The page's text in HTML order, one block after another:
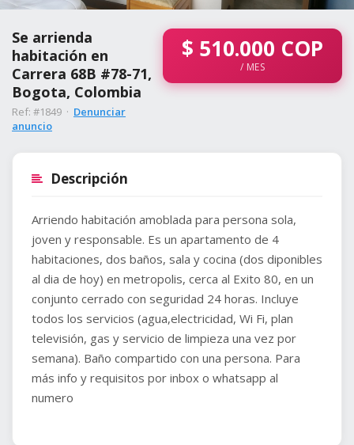
Se arrienda
habitación en
Carrera 68B #78-71,
Bogota, Colombia
Ref: #1849 · Denunciar
anuncio
$ 510.000 COP
/ MES
Descripción
Arriendo habitación amoblada para persona sola,
joven y responsable. Es un apartamento de 4
habitaciones, dos baños, sala y cocina (dos diponibles
al dia de hoy) en metropolis, cerca al Exito 80, en un
conjunto cerrado con seguridad 24 horas. Incluye
todos los servicios (agua,electricidad, Wi Fi, plan
televisión, gas y servicio de limpieza una vez por
semana). Baño compartido con una persona. Para
más info y requisitos por inbox o whatsapp al
numero